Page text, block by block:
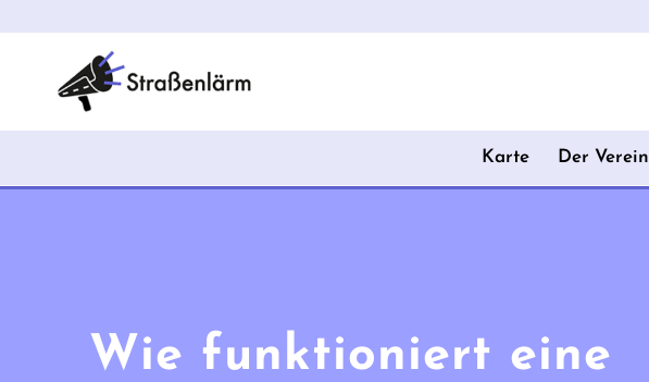
Karte Der Verein
Wie funktioniert eine